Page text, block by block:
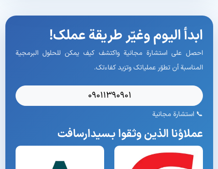
ابدأ اليوم وغيّر طريقة عملك!
احصل على استشارة مجانية واكتشف كيف يمكن للحلول البرمجية
المناسبة أن تطوّر عملياتك وتزيد كفاءتك.
09011390901
📞 استشارة مجانية
عملاؤنا الذين وثقوا بـسیدارسافت